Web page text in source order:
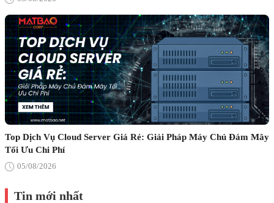
Top Dịch Vụ Cloud Server Giá Rẻ: Giải Pháp Máy Chủ Đám Mây
Tối Ưu Chi Phí
05/08/2026
Tin mới nhất